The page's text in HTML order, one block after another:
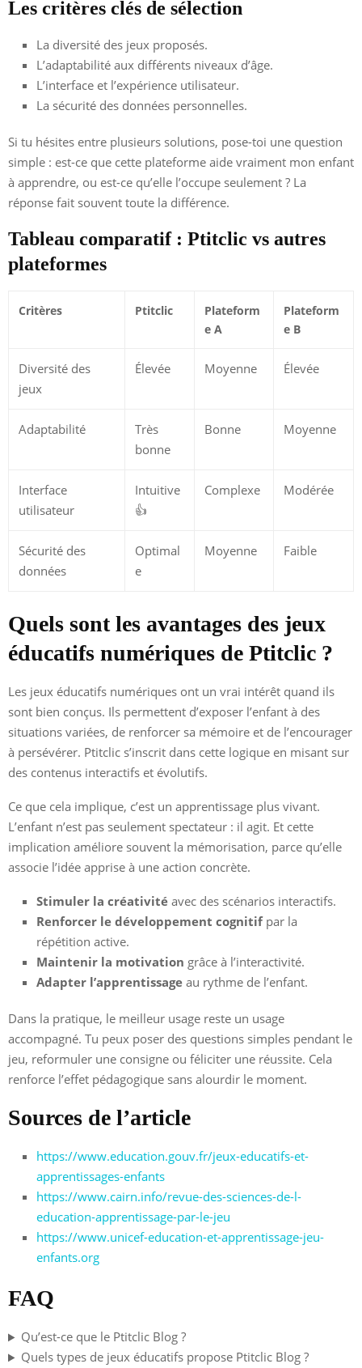
Les critères clés de sélection
La diversité des jeux proposés.
L’adaptabilité aux différents niveaux d’âge.
L’interface et l’expérience utilisateur.
La sécurité des données personnelles.
Si tu hésites entre plusieurs solutions, pose-toi une question
simple : est-ce que cette plateforme aide vraiment mon enfant
à apprendre, ou est-ce qu’elle l’occupe seulement ? La
réponse fait souvent toute la différence.
Tableau comparatif : Ptitclic vs autres
plateformes
Critères Ptitclic
Plateform
e A
Plateform
e B
Diversité des
jeux
Élevée Moyenne Élevée
Adaptabilité
Très
bonne
Bonne Moyenne
Interface
utilisateur
Intuitive
👍
Complexe Modérée
Sécurité des
données
Optimal
e
Moyenne Faible
Quels sont les avantages des jeux
éducatifs numériques de Ptitclic ?
Les jeux éducatifs numériques ont un vrai intérêt quand ils
sont bien conçus. Ils permettent d’exposer l’enfant à des
situations variées, de renforcer sa mémoire et de l’encourager
à persévérer. Ptitclic s’inscrit dans cette logique en misant sur
des contenus interactifs et évolutifs.
Ce que cela implique, c’est un apprentissage plus vivant.
L’enfant n’est pas seulement spectateur : il agit. Et cette
implication améliore souvent la mémorisation, parce qu’elle
associe l’idée apprise à une action concrète.
Stimuler la créativité avec des scénarios interactifs.
Renforcer le développement cognitifpar la
répétition active.
Maintenir la motivation grâce à l’interactivité.
Adapter l’apprentissage au rythme de l’enfant.
Dans la pratique, le meilleur usage reste un usage
accompagné. Tu peux poser des questions simples pendant le
jeu, reformuler une consigne ou féliciter une réussite. Cela
renforce l’effet pédagogique sans alourdir le moment.
Sources de l’article
https://www.education.gouv.fr/jeux-educatifs-et-
apprentissages-enfants
https://www.cairn.info/revue-des-sciences-de-l-
education-apprentissage-par-le-jeu
https://www.unicef-education-et-apprentissage-jeu-
enfants.org
FAQ
Qu’est-ce que le Ptitclic Blog ?
Quels types de jeux éducatifs propose Ptitclic Blog ?